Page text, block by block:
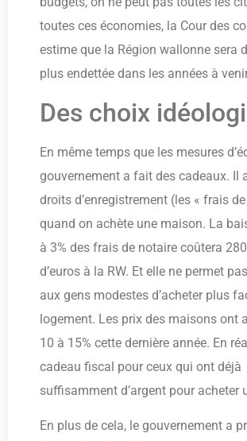
toutes ces économies, la Cour des
estime que la Région wallonne sera
plus endettée dans les années à
Des choix
En même temps que les mesures
gouvernement a fait des cadeaux. Il
droits d’enregistrement (les « frais
quand on achète une maison. La
à 3% des frais de notaire coûtera
d’euros à la RW. Et elle ne permet
aux gens modestes d’acheter plus
logement. Les prix des maisons ont
10 à 15% cette dernière année. En
cadeau fiscal pour ceux qui ont déjà
suffisamment d’argent pour acheter
En plus de cela, le gouvernement a